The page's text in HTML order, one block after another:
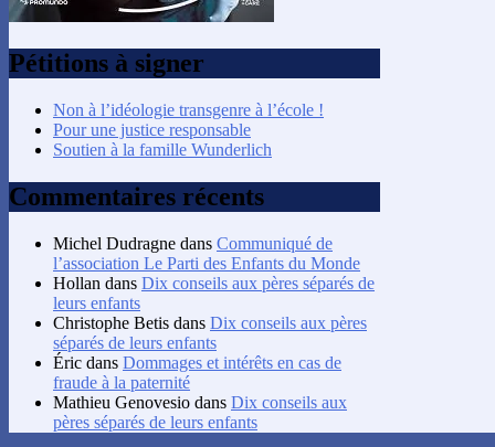
Pétitions à signer
Non à l’idéologie transgenre à l’école !
Pour une justice responsable
Soutien à la famille Wunderlich
Commentaires récents
Michel Dudragne dans Communiqué de
l’association Le Parti des Enfants du Monde
Hollan dans Dix conseils aux pères séparés de
leurs enfants
Christophe Betis dans Dix conseils aux pères
séparés de leurs enfants
Éric dans Dommages et intérêts en cas de
fraude à la paternité
Mathieu Genovesio dans Dix conseils aux
pères séparés de leurs enfants